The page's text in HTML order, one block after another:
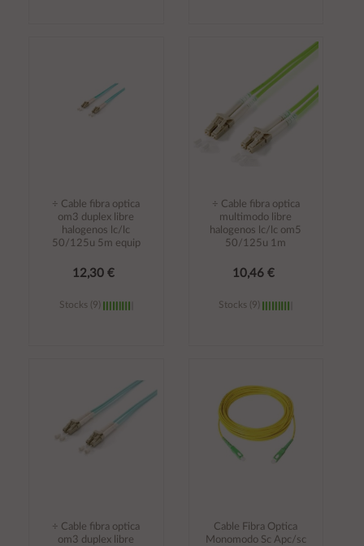
÷ Cable fibra optica
om3 duplex libre
halogenos lc/lc
50/125u 5m equip
12,30 €
Stocks (9)
÷ Cable fibra optica
multimodo libre
halogenos lc/lc om5
50/125u 1m
10,46 €
Stocks (9)
carrito
÷ Cable fibra optica
om3 duplex libre
Cable Fibra Optica
Monomodo Sc Apc/sc